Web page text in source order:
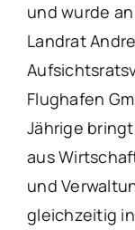
und wurde
Landrat
Flughafen
Jährige
aus
und
gleichzeitig